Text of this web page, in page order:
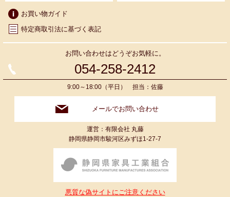
お買い物ガイド
特定商取引法に基づく表記
お問い合わせはどうぞお気軽に。
054-258-2412
9:00～18:00（平日） 担当：佐藤
メールでお問い合わせ
運営：有限会社 丸藤
静岡県静岡市駿河区みずほ1-27-7
悪質な偽サイトにご注意ください